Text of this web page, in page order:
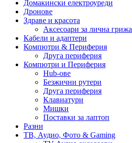
Домакински електроуреди
Дронове
Здраве и красота
Аксесоари за лична грижа
Кабели и адаптери
Компютри & Периферия
Друга периферия
Компютри и Периферия
Hub-ове
Безжични рутери
Друга периферия
Клавиатури
Мишки
Поставки за лаптоп
Разни
ТВ, Аудио, Фото & Gaming